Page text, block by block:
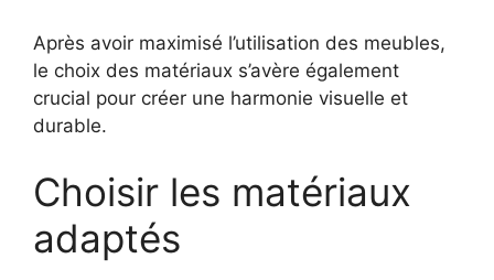
Après avoir maximisé l’utilisation des meubles,
le choix des matériaux s’avère également
crucial pour créer une harmonie visuelle et
durable.
Choisir les matériaux
adaptés